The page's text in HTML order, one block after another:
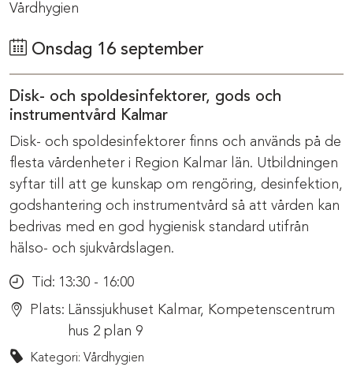
Vårdhygien
Onsdag 16 september
Disk- och spoldesinfektorer, gods och
instrumentvård Kalmar
Disk- och spoldesinfektorer finns och används på de
flesta vårdenheter i Region Kalmar län. Utbildningen
syftar till att ge kunskap om rengöring, desinfektion,
godshantering och instrumentvård så att vården kan
bedrivas med en god hygienisk standard utifrån
hälso- och sjukvårdslagen.
Tid: 13:30 - 16:00
Plats: Länssjukhuset Kalmar, Kompetenscentrum
hus 2 plan 9
Kategori: Vårdhygien